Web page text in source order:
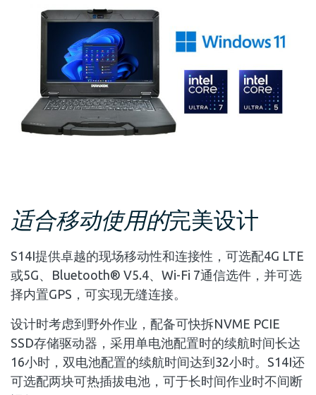
适合移动使用的完美设计
S14I提供卓越的现场移动性和连接性，可选配4G LTE
或5G、Bluetooth® V5.4、Wi-Fi 7通信选件，并可选
择内置GPS，可实现无缝连接。
设计时考虑到野外作业，配备可快拆NVME PCIE
SSD存储驱动器，采用单电池配置时的续航时间长达
16小时，双电池配置的续航时间达到32小时。S14I还
可选配两块可热插拔电池，可于长时间作业时不间断